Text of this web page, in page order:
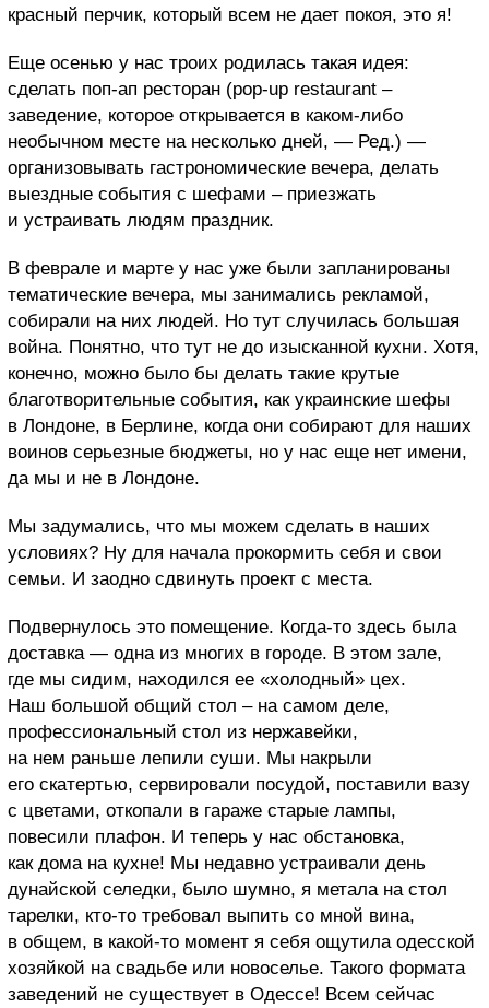
красный перчик, который всем не дает покоя, это я!
Еще осенью у нас троих родилась такая идея:
сделать поп-ап ресторан (pop-up restaurant –
заведение, которое открывается в каком-либо
необычном месте на несколько дней, — Ред.) —
организовывать гастрономические вечера, делать
выездные события с шефами – приезжать
и устраивать людям праздник.
В феврале и марте у нас уже были запланированы
тематические вечера, мы занимались рекламой,
собирали на них людей. Но тут случилась большая
война. Понятно, что тут не до изысканной кухни. Хотя,
конечно, можно было бы делать такие крутые
благотворительные события, как украинские шефы
в Лондоне, в Берлине, когда они собирают для наших
воинов серьезные бюджеты, но у нас еще нет имени,
да мы и не в Лондоне.
Мы задумались, что мы можем сделать в наших
условиях? Ну для начала прокормить себя и свои
семьи. И заодно сдвинуть проект с места.
Подвернулось это помещение. Когда-то здесь была
доставка — одна из многих в городе. В этом зале,
где мы сидим, находился ее «холодный» цех.
Наш большой общий стол – на самом деле,
профессиональный стол из нержавейки,
на нем раньше лепили суши. Мы накрыли
его скатертью, сервировали посудой, поставили вазу
с цветами, откопали в гараже старые лампы,
повесили плафон. И теперь у нас обстановка,
как дома на кухне! Мы недавно устраивали день
дунайской селедки, было шумно, я метала на стол
тарелки, кто-то требовал выпить со мной вина,
в общем, в какой-то момент я себя ощутила одесской
хозяйкой на свадьбе или новоселье. Такого формата
заведений не существует в Одессе! Всем сейчас